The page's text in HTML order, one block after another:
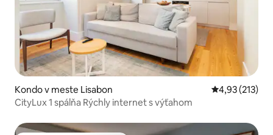
Kondo v meste Lisabon Priemerné
4,93 (213)
CityLux 1 spálňa Rýchly internet s výťahom